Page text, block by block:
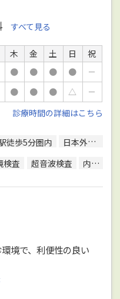
すべて見る
木 金 土 日
祝
● ● ● ●
－
● ● ● △
－
診療時間の詳細はこちら
徒歩5分圏内
日本外科学会外科専門医
検査 超音波検査 内視鏡検査
境で、利便性の良い